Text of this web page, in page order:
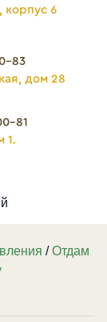
корпус 6
83
дом 28
81
1.
/Отдам